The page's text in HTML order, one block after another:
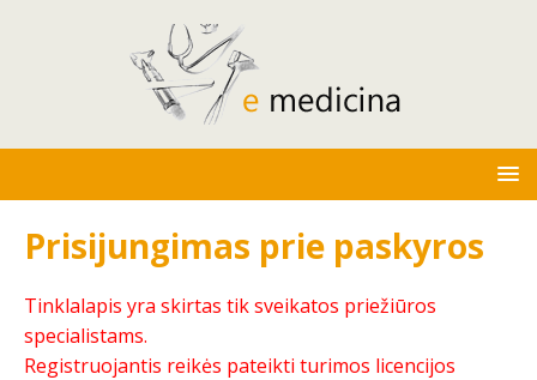
Prisijungimas prie paskyros
Tinklalapis yra skirtas tik sveikatos priežiūros
specialistams.
Registruojantis reikės pateikti turimos licencijos